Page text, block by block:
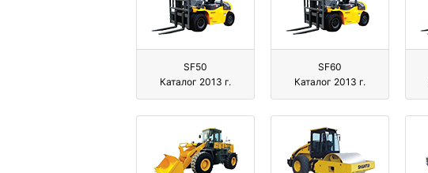
SF50
Каталог 2013 г.
SF60
Каталог 2013 г.